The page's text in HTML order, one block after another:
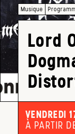
Musique
Lord
VENDREDI
À PARTIR